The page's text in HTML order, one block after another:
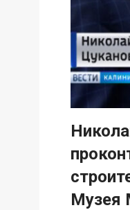
Музея